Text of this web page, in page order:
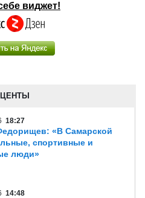
виджет!
18:27
«В Самарской
спортивные и
люди»
14:48